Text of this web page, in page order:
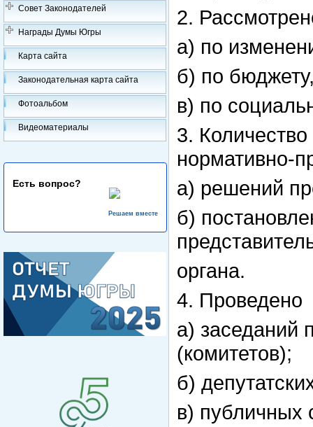
Совет Законодателей
Награды Думы Югры
Карта сайта
Законодательная карта сайта
Фотоальбом
Видеоматериалы
Есть вопрос?
Решаем вместе
2.
а) по
б) по
в) по
3.
нормативно-
а) решений
б)
органа.
4. Проведено
а) заседаний
(комитетов);
б)
в) публичных